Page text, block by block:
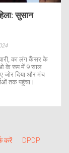
सुसान
का लंग कैंसर के
के रूप में 9 साल
जोर दिया और मंच
तक पहुंचा।
करें DPDP